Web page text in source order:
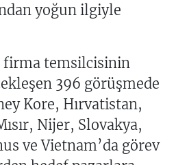
yoğun ilgiyle
firma temsilcisinin
396 görüşmede
Kore, Hırvatistan,
Nijer, Slovakya,
ve Vietnam’da görev